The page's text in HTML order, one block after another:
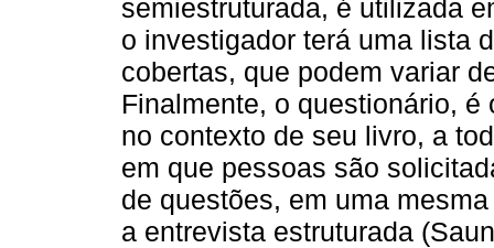
semiestruturada, é utilizada
o investigador terá uma lista
cobertas, que podem variar
Finalmente, o questionário,
no contexto de seu livro, a
em que pessoas são
de questões, em uma
a entrevista estruturada